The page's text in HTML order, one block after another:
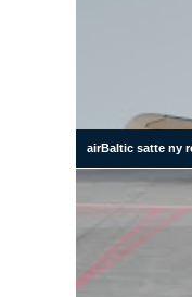
airBaltic satte ny